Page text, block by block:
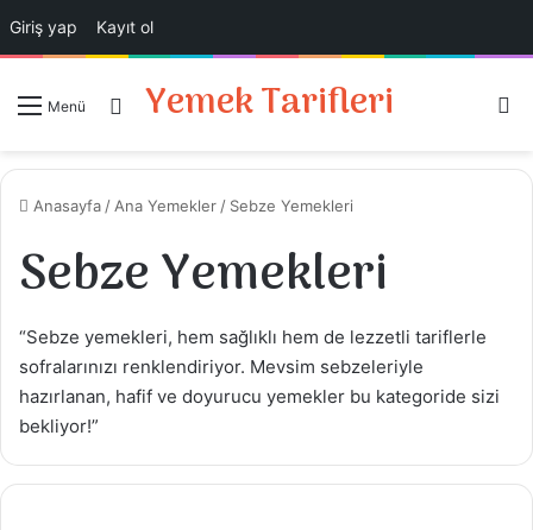
Giriş yap Kayıt ol
Menü Giriş Yap
Yemek Tarifleri
Anasayfa / Ana Yemekler / Sebze Yemekleri
Sebze Yemekleri
“Sebze yemekleri, hem sağlıklı hem de lezzetli tariflerle
sofralarınızı renklendiriyor. Mevsim sebzeleriyle
hazırlanan, hafif ve doyurucu yemekler bu kategoride sizi
bekliyor!”